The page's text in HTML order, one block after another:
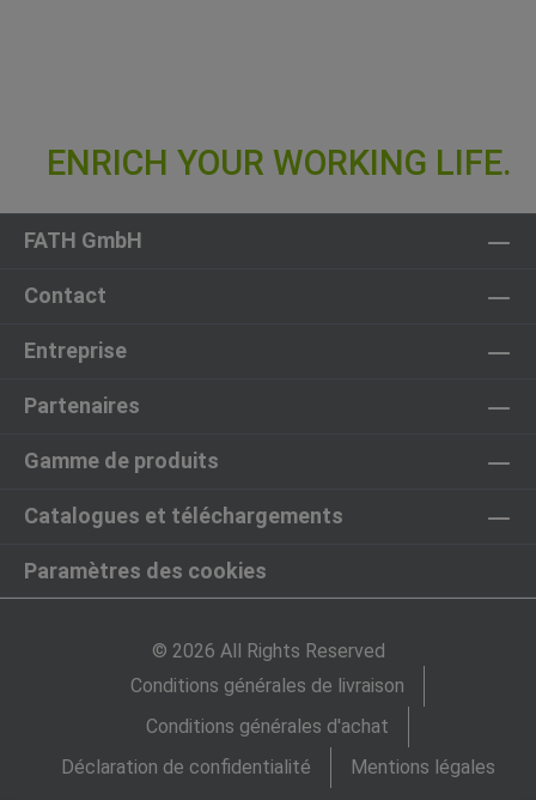
FATH GmbH
Contact
Entreprise
Partenaires
Gamme de produits
Catalogues et téléchargements
Paramètres des cookies
© 2026 All Rights Reserved
Conditions générales de livraison
Conditions générales d'achat
Déclaration de confidentialité
Mentions légales